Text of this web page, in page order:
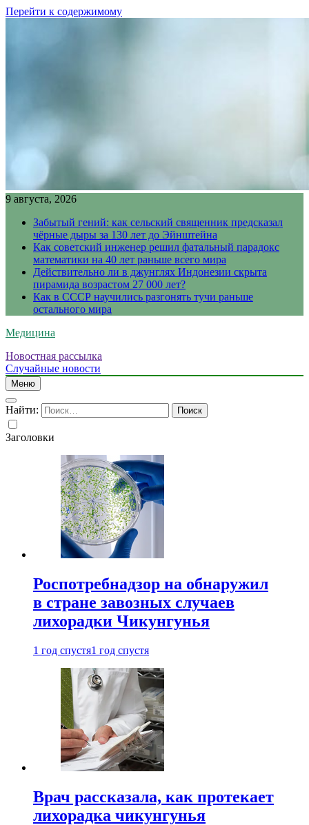
Перейти к содержимому
9 августа, 2026
Забытый гений: как сельский священник предсказал
чёрные дыры за 130 лет до Эйнштейна
Как советский инженер решил фатальный парадокс
математики на 40 лет раньше всего мира
Действительно ли в джунглях Индонезии скрыта
пирамида возрастом 27 000 лет?
Как в СССР научились разгонять тучи раньше
остального мира
Медицина
Новостная рассылка
Случайные новости
Меню
Найти:
Заголовки
Роспотребнадзор на обнаружил
в стране завозных случаев
лихорадки Чикунгунья
1 год спустя1 год спустя
Врач рассказала, как протекает
лихорадка чикунгунья